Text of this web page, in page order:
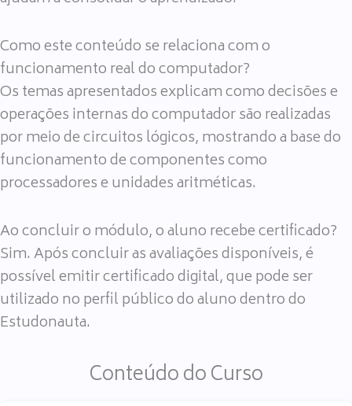
Como este conteúdo se relaciona com o
funcionamento real do computador?
Os temas apresentados explicam como decisões e
operações internas do computador são realizadas
por meio de circuitos lógicos, mostrando a base do
funcionamento de componentes como
processadores e unidades aritméticas.
Ao concluir o módulo, o aluno recebe certificado?
Sim. Após concluir as avaliações disponíveis, é
possível emitir certificado digital, que pode ser
utilizado no perfil público do aluno dentro do
Estudonauta.
Conteúdo do Curso